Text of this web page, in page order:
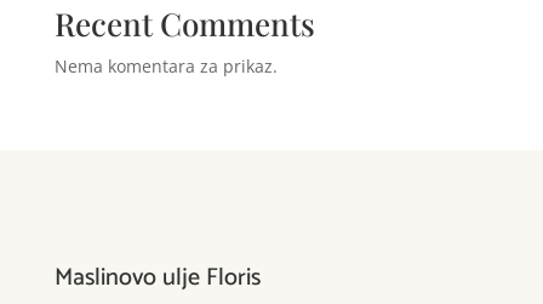
Recent Comments
Nema komentara za prikaz.
Maslinovo ulje Floris